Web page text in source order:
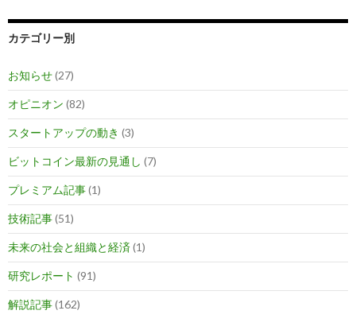
カテゴリー別
お知らせ(27)
オピニオン (82)
スタートアップの動き (3)
ビットコイン最新の見通し (7)
プレミアム記事(1)
技術記事(51)
未来の社会と組織と経済(1)
研究レポート (91)
解説記事(162)